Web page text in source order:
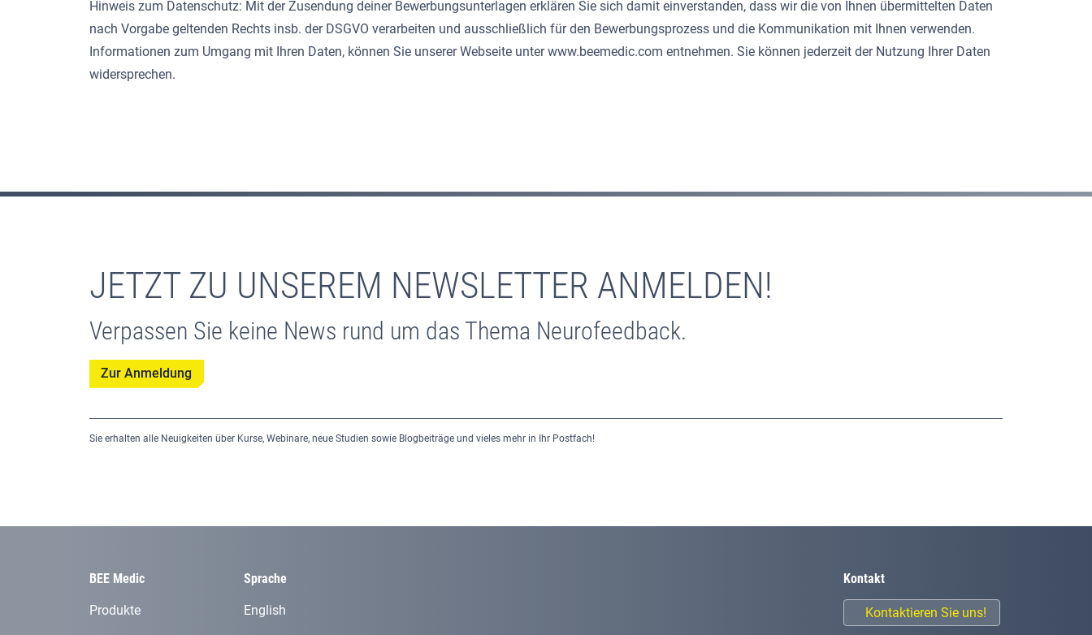
Hinweis zum Datenschutz: Mit der Zusendung deiner Bewerbungsunterlagen erklären Sie sich damit einverstanden, dass wir die von Ihnen übermittelten Daten
nach Vorgabe geltenden Rechts insb. der DSGVO verarbeiten und ausschließlich für den Bewerbungsprozess und die Kommunikation mit Ihnen verwenden.
Informationen zum Umgang mit Ihren Daten, können Sie unserer Webseite unter www.beemedic.com entnehmen. Sie können jederzeit der Nutzung Ihrer Daten
widersprechen.
JETZT ZU UNSEREM NEWSLETTER ANMELDEN!
Verpassen Sie keine News rund um das Thema Neurofeedback.
Zur Anmeldung
Sie erhalten alle Neuigkeiten über Kurse, Webinare, neue Studien sowie Blogbeiträge und vieles mehr in Ihr Postfach!
BEE Medic
Produkte
Sprache
English
Kontakt
Kontaktieren Sie uns!